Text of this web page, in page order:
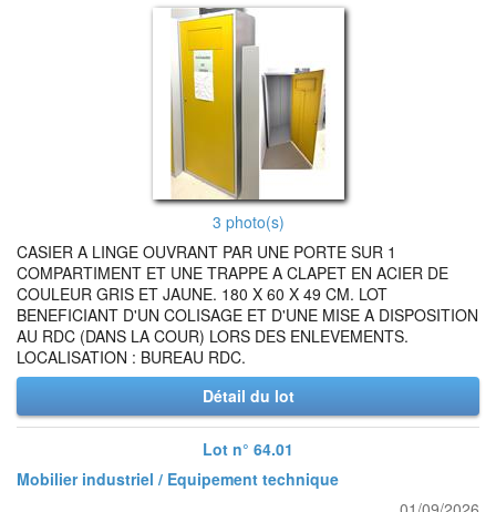
3 photo(s)
CASIER A LINGE OUVRANT PAR UNE PORTE SUR 1
COMPARTIMENT ET UNE TRAPPE A CLAPET EN ACIER DE
COULEUR GRIS ET JAUNE. 180 X 60 X 49 CM. LOT
BENEFICIANT D'UN COLISAGE ET D'UNE MISE A DISPOSITION
AU RDC (DANS LA COUR) LORS DES ENLEVEMENTS.
LOCALISATION : BUREAU RDC.
Détail du lot
Lot n° 64.01
Mobilier industriel / Equipement technique